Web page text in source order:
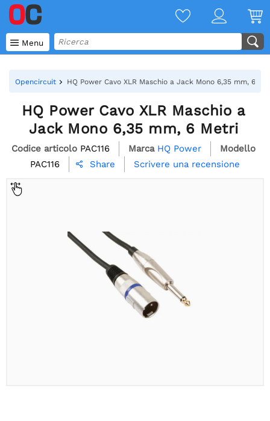
 Menu
Opencircuit HQ Power Cavo XLR Maschio a Jack Mono 6,35 mm, 6
HQ Power Cavo XLR Maschio a
Jack Mono 6,35 mm, 6 Metri
Codice articolo PAC116 Marca HQ Power
Modello
PAC116
 Share Scrivere una recensione